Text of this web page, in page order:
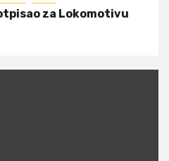
za Lokomotivu